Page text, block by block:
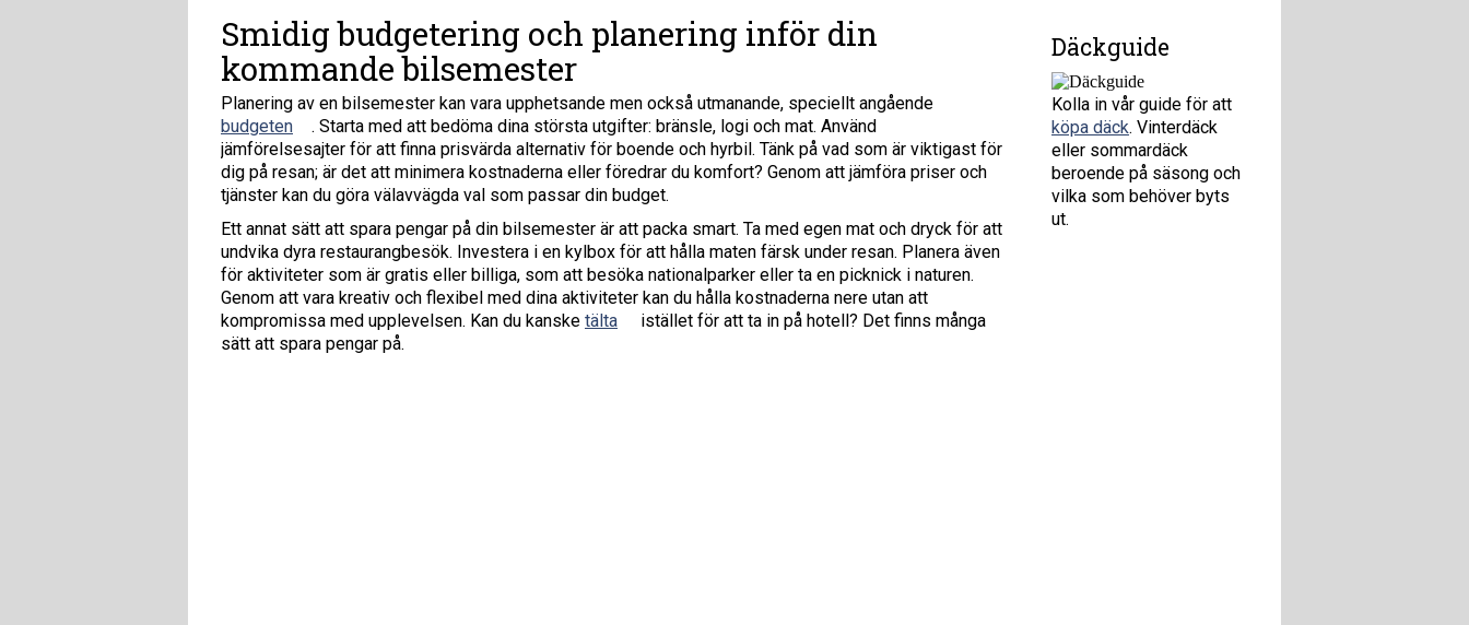
Smidig budgetering och planering inför din
kommande bilsemester
Planering av en bilsemester kan vara upphetsande men också utmanande, speciellt angående
budgeten
. Starta med att bedöma dina största utgifter: bränsle, logi och mat. Använd
jämförelsesajter för att finna prisvärda alternativ för boende och hyrbil. Tänk på vad som är viktigast för
dig på resan; är det att minimera kostnaderna eller föredrar du komfort? Genom att jämföra priser och
tjänster kan du göra välavvägda val som passar din budget.
Ett annat sätt att spara pengar på din bilsemester är att packa smart. Ta med egen mat och dryck för att
undvika dyra restaurangbesök. Investera i en kylbox för att hålla maten färsk under resan. Planera även
för aktiviteter som är gratis eller billiga, som att besöka nationalparker eller ta en picknick i naturen.
Genom att vara kreativ och flexibel med dina aktiviteter kan du hålla kostnaderna nere utan att
kompromissa med upplevelsen. Kan du kanske tälta
istället för att ta in på hotell? Det finns många
sätt att spara pengar på.
Däckguide
Kolla in vår guide för att
köpa däck. Vinterdäck
eller sommardäck
beroende på säsong och
vilka som behöver byts
ut.